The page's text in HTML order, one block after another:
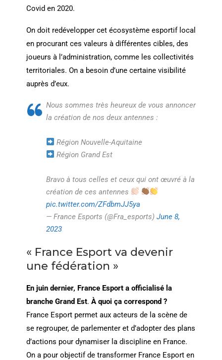
Covid en 2020.
On doit redévelopper cet écosystème esportif local
en procurant ces valeurs à différentes cibles, des
joueurs à l’administration, comme les collectivités
territoriales. On a besoin d’une certaine visibilité
auprès d’eux.
Nous sommes très heureux de vous annoncer
la création de nos deux antennes :
Région Nouvelle-Aquitaine
Région Grand Est
Bravo à tous celles et ceux qui ont œuvré à la
création de ces antennes
pic.twitter.com/ZFdbmJJ5ya
— France Esports (@Fra_esports) June 8,
2023
« France Esport va devenir
une fédération »
En juin dernier, France Esport a officialisé la
branche Grand Est. À quoi ça correspond ?
France Esport permet aux acteurs de la scène de
se regrouper, de parlementer et d’adopter des plans
d’actions pour dynamiser la discipline en France.
On a pour objectif de transformer France Esport en